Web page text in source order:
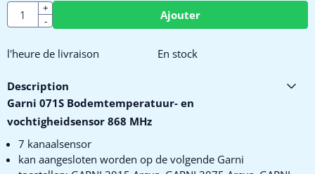
Quantité
+
-
Ajouter
l'heure de livraison En stock
Description
Garni 071S Bodemtemperatuur- en
vochtigheidsensor 868 MHz
7 kanaalsensor
kan aangesloten worden op de volgende Garni